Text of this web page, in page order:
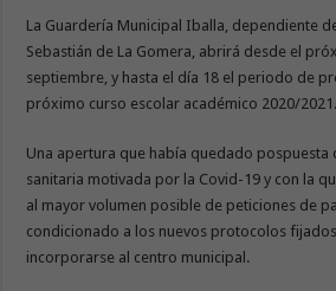
La Guardería Municipal Iballa, dependiente
Sebastián de La Gomera, abrirá desde el
septiembre, y hasta el día 18 el periodo de
próximo curso escolar académico 2020/2021.
Una apertura que había quedado pospuesta
sanitaria motivada por la Covid-19 y con la
al mayor volumen posible de peticiones de
condicionado a los nuevos protocolos
incorporarse al centro municipal.